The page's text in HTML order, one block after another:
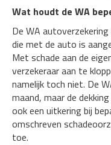
Wat houdt de WA
De WA
die met de auto is
Met schade aan de
verzekeraar aan te
namelijk toch niet. De
maand, maar de
ook een uitkering bij
omschreven
toe.